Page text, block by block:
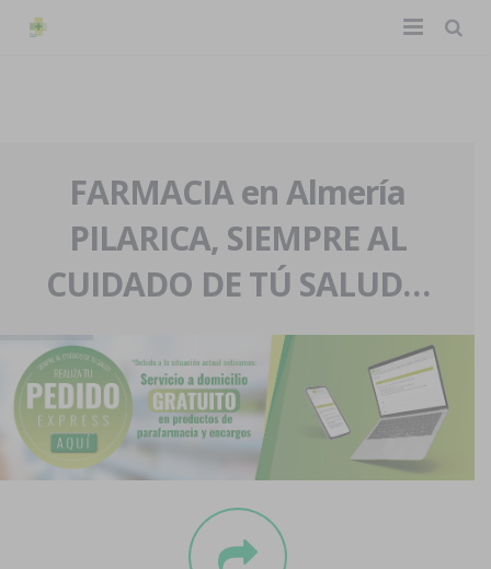
La farmacia
Nuestra historia
Nuestro equipo
Eventos
Servicios y reservas
Pedidos express
Blog
Contacto
Boletín
FARMACIA en Almería
PILARICA, SIEMPRE AL
CUIDADO DE TÚ SALUD…